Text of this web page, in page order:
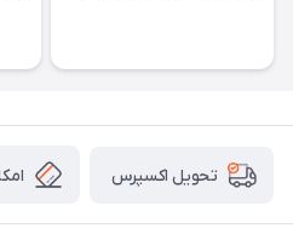
تحویل اکسپرس